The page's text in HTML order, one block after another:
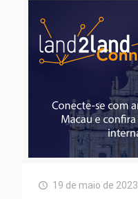
19 de maio de 2023